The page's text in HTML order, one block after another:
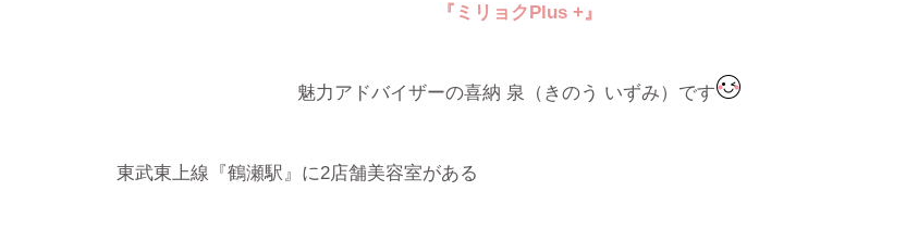
『ミリョクPlus +』
魅力アドバイザーの喜納 泉（きのう いずみ）です
東武東上線『鶴瀬駅』に2店舗美容室がある